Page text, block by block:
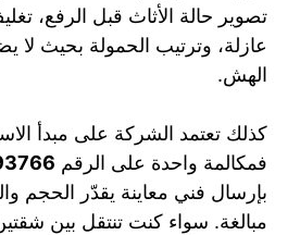
تصوير حالة الأثاث قبل الرفع،
عازلة، وترتيب الحمولة بحيث لا
الهش.
كذلك تعتمد الشركة على مبدأ
فمكالمة واحدة على الرقم
بإرسال فني معاينة يقدّر الحجم
مبالغة. سواء كنت تنتقل بين